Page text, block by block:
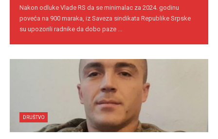
Nakon odluke Vlade RS da se minimalac za 2024. godinu
poveća na 900 maraka, iz Saveza sindikata Republike Srpske
su upozorili radnike da dobo paze ...
DRUŠTVO